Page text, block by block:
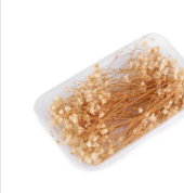
p